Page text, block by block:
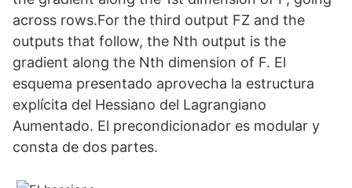
across rows.For the third output FZ and the
outputs that follow, the Nth output is the
gradient along the Nth dimension of F. El
esquema presentado aprovecha la estructura
explícita del Hessiano del Lagrangiano
Aumentado. El precondicionador es modular y
consta de dos partes.